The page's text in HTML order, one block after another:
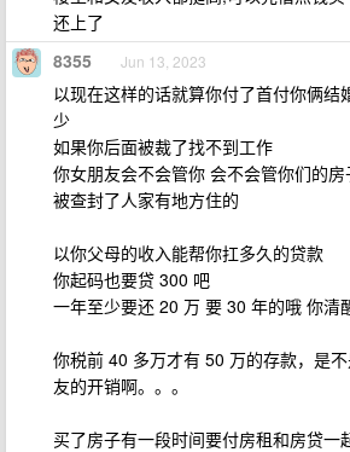
还上了
8355 Jun 13, 2023
以现在这样的话就算你付了首付你俩结
少
如果你后面被裁了找不到工作
你女朋友会不会管你 会不会管你们的房
被查封了人家有地方住的
以你父母的收入能帮你扛多久的贷款
你起码也要贷 300 吧
一年至少要还 20 万 要 30 年的哦 你清
你税前 40 多万才有 50 万的存款，是
友的开销啊。。。
买了房子有一段时间要付房租和房贷一